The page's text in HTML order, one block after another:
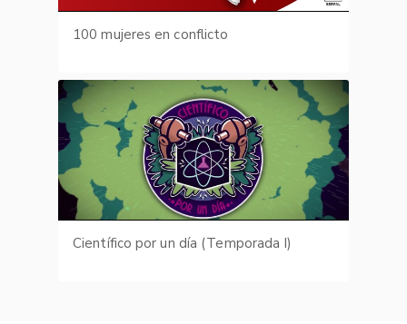
100 mujeres en conflicto
Científico por un día (Temporada I)